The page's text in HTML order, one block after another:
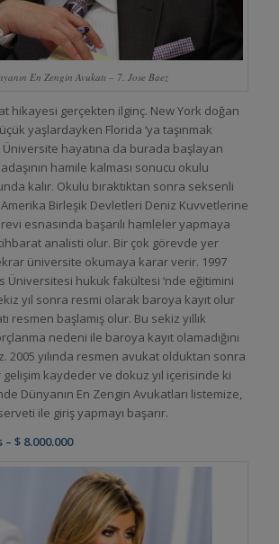
En Zengin Avukatı – 7. Jose Baez
hikayesi gerçekten ilginç. New York doğan
yaşlardayken Florida ‘ya taşınmak
Üniversite hayatına da burada başlayan
hamile kalması sonucu okulu
kalır. Okulu bıraktıktan sonra seksenli
Amerika Birleşik Devletleri Deniz Kuvvetlerine
esnasında başarılı hamleler yapmaya
analisti olur. Bir çok görevde yer
üniversite okumaya karar verir. 1997
Üniversitesi hukuk fakültesi ‘nde eğitimini
yıl sonra resmi olarak baroya kayıt olur
resmen başlamış olur. Bu sekiz yıllık
nedeni ile baroya kayıt olamadığını
2005 yılında resmen avukat olduktan sonra
gelişim kaydeder ve dokuz yıl içerisinde ki
Dünyanın En Zengin Avukatları listemize,
ile giriş yapmayı başarır.
$ 8.000.000